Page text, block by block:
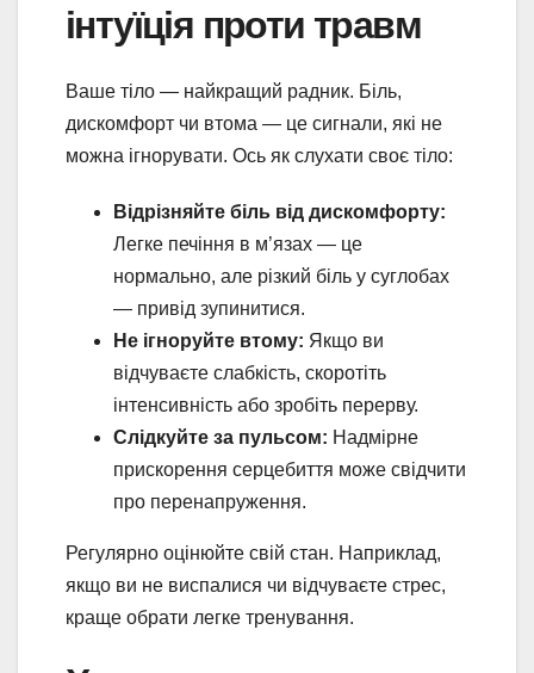
інтуїція проти травм
Ваше тіло — найкращий радник. Біль,
дискомфорт чи втома — це сигнали, які не
можна ігнорувати. Ось як слухати своє тіло:
Відрізняйте біль від дискомфорту:
Легке печіння в м’язах — це
нормально, але різкий біль у суглобах
— привід зупинитися.
Не ігноруйте втому: Якщо ви
відчуваєте слабкість, скоротіть
інтенсивність або зробіть перерву.
Слідкуйте за пульсом: Надмірне
прискорення серцебиття може свідчити
про перенапруження.
Регулярно оцінюйте свій стан. Наприклад,
якщо ви не виспалися чи відчуваєте стрес,
краще обрати легке тренування.